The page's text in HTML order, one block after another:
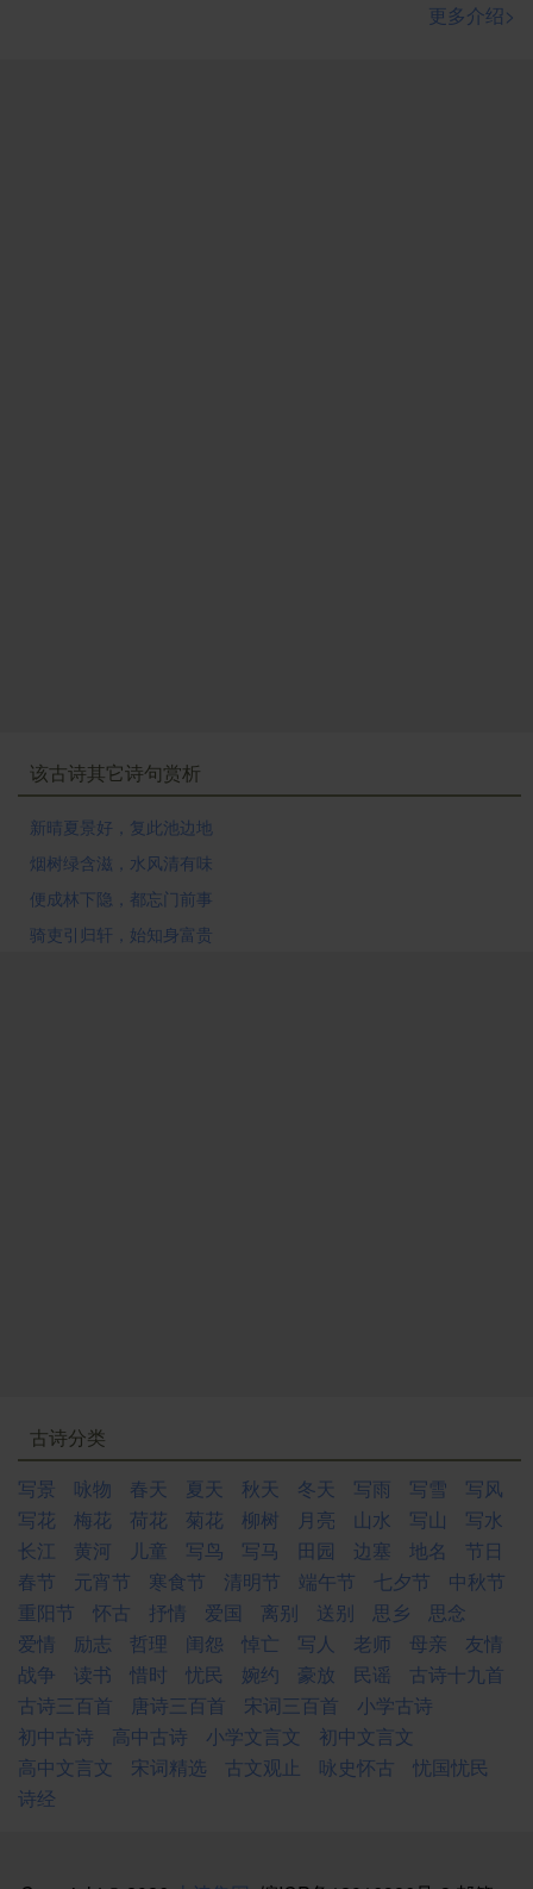
更多介绍>
该古诗其它诗句赏析
新晴夏景好，复此池边地
烟树绿含滋，水风清有味
便成林下隐，都忘门前事
骑吏引归轩，始知身富贵
古诗分类
写景
咏物 春天 夏天 秋天 冬天 写雨 写雪
写风
写花
梅花 荷花 菊花 柳树 月亮 山水 写山
写水
长江
黄河 儿童 写鸟 写马 田园 边塞 地名
节日
春节
元宵节 寒食节 清明节 端午节 七夕节
中秋节
重阳节
怀古 抒情 爱国 离别 送别 思乡
思念
爱情
励志 哲理 闺怨 悼亡 写人 老师 母亲
友情
战争
读书 惜时 忧民 婉约 豪放 民谣
古诗十九首
古诗三百首
唐诗三百首 宋词三百首
小学古诗
初中古诗
高中古诗 小学文言文
初中文言文
高中文言文
宋词精选 古文观止 咏史怀古
忧国忧民
诗经